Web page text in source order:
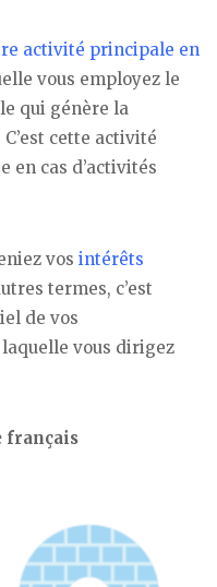
activité principale en
vous employez le
qui génère la
cette activité
en cas d’activités
vos intérêts
termes, c’est
de vos
laquelle vous dirigez
français